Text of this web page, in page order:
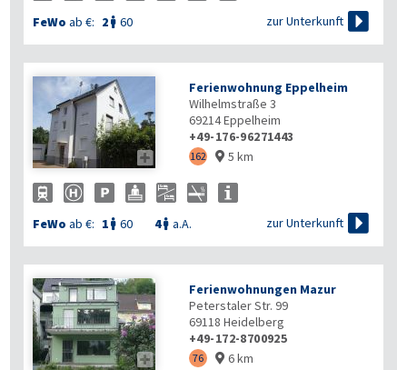
FeWo ab €: 2  60 zur Unterkunft 

Ferienwohnung Eppelheim
Wilhelmstraße 3
69214Eppelheim
+49-176-96271443
162  5 km
FeWo ab €: 1  60 4 a.A. zur Unterkunft 

Ferienwohnungen Mazur
Peterstaler Str. 99
69118 Heidelberg
+49-172-8700925
76  6 km